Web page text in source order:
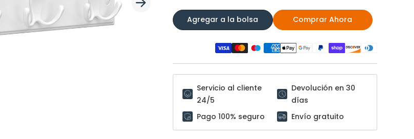
Agregar a la bolsa Comprar Ahora
Servicio al cliente
24/5
Devolución en 30
días
Pago 100% seguro
Envío gratuito